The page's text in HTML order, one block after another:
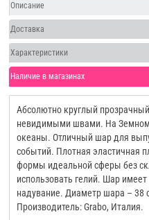
Описание
Доставка
Характеристики
Наличие в магазинах
Абсолютно круглый
невидимыми швами. На
океаны. Отличный шар для
событий. Плотная эластичная
формы идеальной сферы без
использовать гелий. Шар
надувание. Диаметр шара – 38
Производитель: Grabo, Италия.